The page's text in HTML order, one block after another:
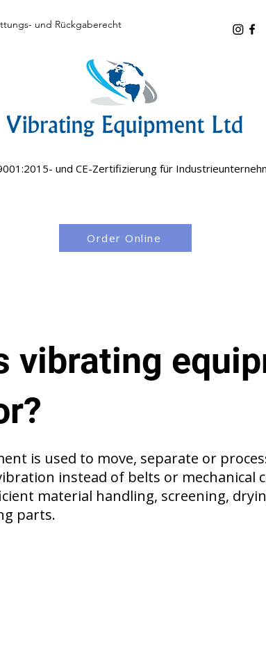
und Rückgaberecht
und CE-Zertifizierung für
Order Online
vibrating
is used to move, separate or
instead of belts or mechanical
material handling, screening,
parts.